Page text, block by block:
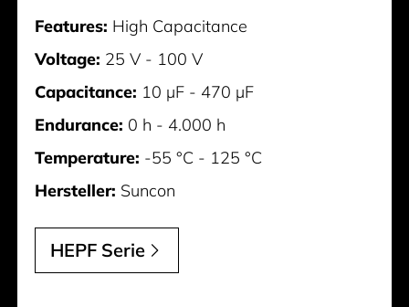
Features: High Capacitance
Voltage: 25 V - 100 V
Capacitance: 10 µF - 470 µF
Endurance: 0 h - 4.000 h
Temperature: -55 °C - 125 °C
Hersteller: Suncon
HEPF Serie